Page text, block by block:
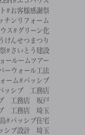
#お客様感謝祭
チンリフォーム
ス #グリーン化
けんせつまつり
#さいとう建設
ールームツアー
ーウォール工法
ーム #パッシブ
ッシブ 工務店
工務店 坂戸
工務店 埼玉
#パッシブ住宅
シブ設計 埼玉